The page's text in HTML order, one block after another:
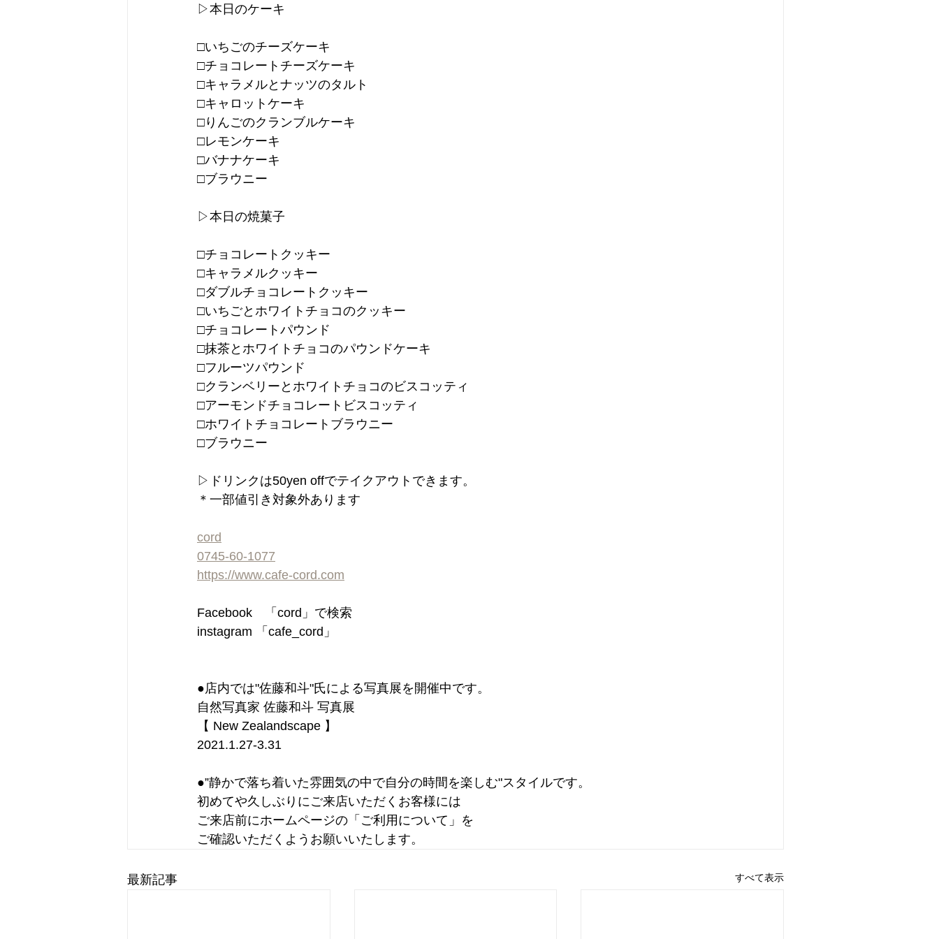
▷本日のケーキ
□いちごのチーズケーキ
□チョコレートチーズケーキ
□キャラメルとナッツのタルト
□キャロットケーキ
□りんごのクランブルケーキ
□レモンケーキ
□バナナケーキ
□ブラウニー
▷本日の焼菓子
□チョコレートクッキー
□キャラメルクッキー
□ダブルチョコレートクッキー
□いちごとホワイトチョコのクッキー
□チョコレートパウンド
□抹茶とホワイトチョコのパウンドケーキ
□フルーツパウンド
□クランベリーとホワイトチョコのビスコッティ
□アーモンドチョコレートビスコッティ
□ホワイトチョコレートブラウニー
□ブラウニー
▷ドリンクは50yen offでテイクアウトできます。
＊一部値引き対象外あります
cord
0745-60-1077
https://www.cafe-cord.com
Facebook　「cord」で検索
instagram 「cafe_cord」
●店内では"佐藤和斗"氏による写真展を開催中です。
自然写真家 佐藤和斗 写真展
【 New Zealandscape 】
2021.1.27-3.31
●”静かで落ち着いた雰囲気の中で自分の時間を楽しむ"スタイルです。
初めてや久しぶりにご来店いただくお客様には
ご来店前にホームページの「ご利用について」を
ご確認いただくようお願いいたします。
最新記事 すべて表示